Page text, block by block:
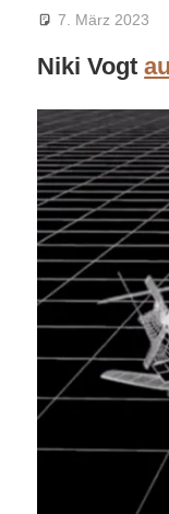
7. März 2023
Niki Vogt